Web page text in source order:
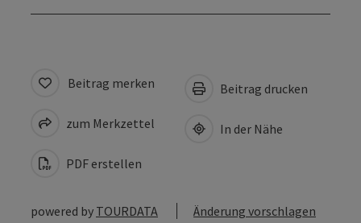
Beitrag merken
zum Merkzettel
PDF erstellen
Beitrag drucken
In der Nähe
powered by TOURDATA Änderung vorschlagen